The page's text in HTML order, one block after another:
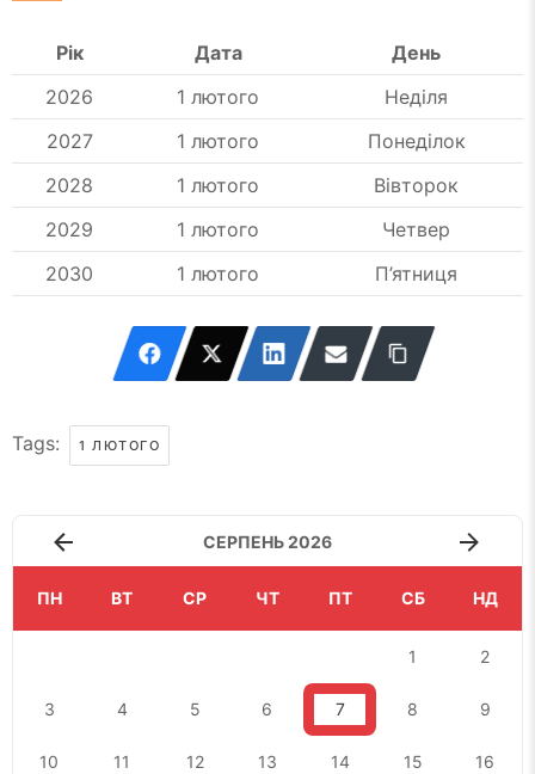
Рік Дата
День
2026
1 лютого
Неділя
2027
1 лютого
Понеділок
2028
1 лютого
Вівторок
2029
1 лютого
Четвер
2030
1 лютого П’ятниця
Tags: 1 ЛЮТОГО
СЕРПЕНЬ 2026
ПН ВТ СР ЧТ ПТ СБ НД
1 2
3 4 5 6 7 8 9
10 11 12 13 14 15 16